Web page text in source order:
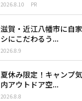
2026.8.10 PR
滋賀・近江八幡市に自
シにこだわるう...
2026.8.9
夏休み限定！キャンプ
内アウトドア空...
2026.8.8